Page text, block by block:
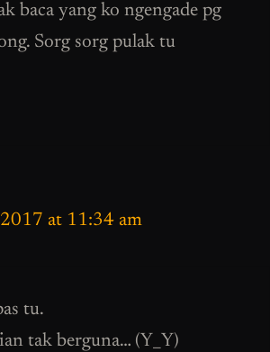
baca yang ko ngengade pg
Sorg sorg pulak tu
at 11:34 am
tu.
tak berguna… (Y_Y)